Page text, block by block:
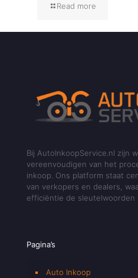
Read more
Bij AutoInkoopService.nl zijn
vereenvoudigen van het
inkoop. Ons platform staat
van verkopers en dealers,
efficiëntie de sleutelwoorden
Pagina’s
Auto Inkoop